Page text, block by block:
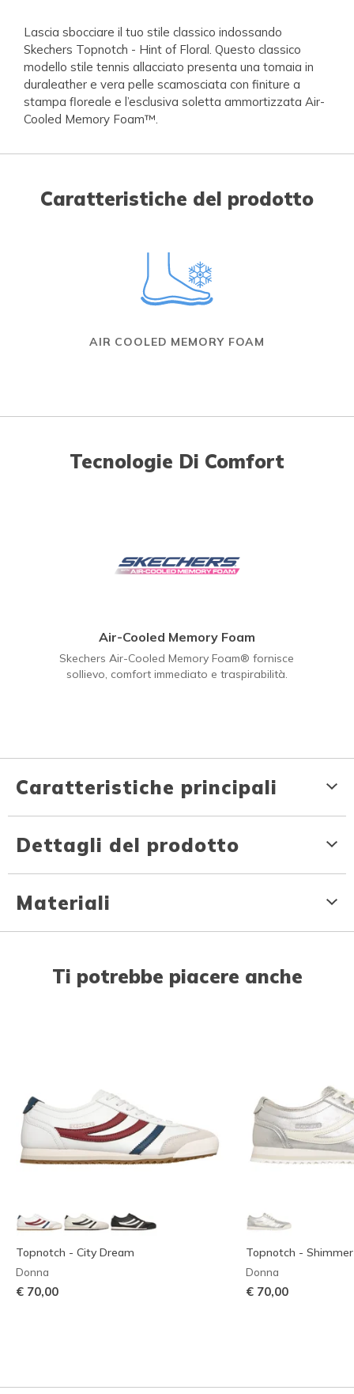
Lascia sbocciare il tuo stile classico indossando
Skechers Topnotch - Hint of Floral. Questo classico
modello stile tennis allacciato presenta una tomaia in
duraleather e vera pelle scamosciata con finiture a
stampa floreale e l’esclusiva soletta ammortizzata Air-
Cooled Memory Foam™.
Caratteristiche del prodotto
AIR COOLED MEMORY FOAM
Tecnologie Di Comfort
Air-Cooled Memory Foam
Skechers Air-Cooled Memory Foam® fornisce
sollievo, comfort immediato e traspirabilità.
Caratteristiche principali
Dettagli del prodotto
Materiali
Ti potrebbe piacere anche
Topnotch - City Dream
Donna
€ 70,00
Topnotch - Shimmer
Donna
€ 70,00